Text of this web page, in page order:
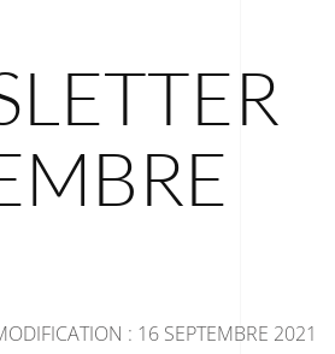
: 16 SEPTEMBRE 2021